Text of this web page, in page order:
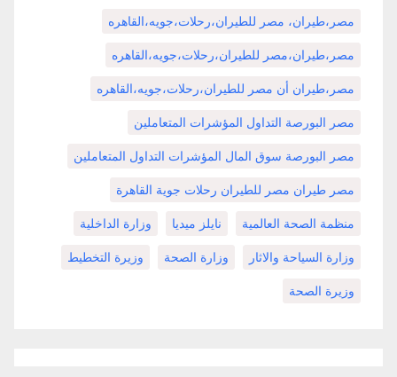
مصر،طيران، مصر للطيران،رحلات،جويه،القاهره
مصر،طيران،مصر للطيران،رحلات،جويه،القاهره
مصر،طيران أن مصر للطيران،رحلات،جويه،القاهره
مصر البورصة التداول المؤشرات المتعاملين
مصر البورصة سوق المال المؤشرات التداول المتعاملين
مصر طيران مصر للطيران رحلات جوية القاهرة
منظمة الصحة العالمية نايلز ميديا وزارة الداخلية
وزارة السياحة والاثار وزارة الصحة وزيرة التخطيط
وزيرة الصحة